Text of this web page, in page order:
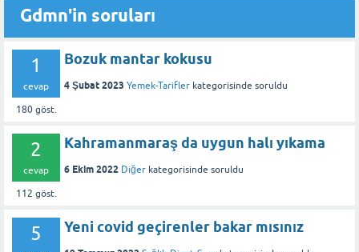
Gdmn'in soruları
1
cevap
180göst.
Bozuk mantar kokusu
4 Şubat 2023 Yemek-Tarifler kategorisinde soruldu
2
cevap
112 göst.
Kahramanmaraş da uygun halı yıkama
6 Ekim 2022 Diğer kategorisinde soruldu
5 Yeni covid geçirenler bakar mısınız